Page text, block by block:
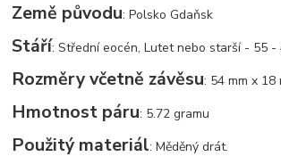
Země původu: Polsko Gdaňsk
Stáří: Střední eocén, Lutet nebo starší - 55 -
Rozměry včetně závěsu: 54 mm x 18
Hmotnost páru: 5.72 gramu
Použitý materiál: Měděný drát.